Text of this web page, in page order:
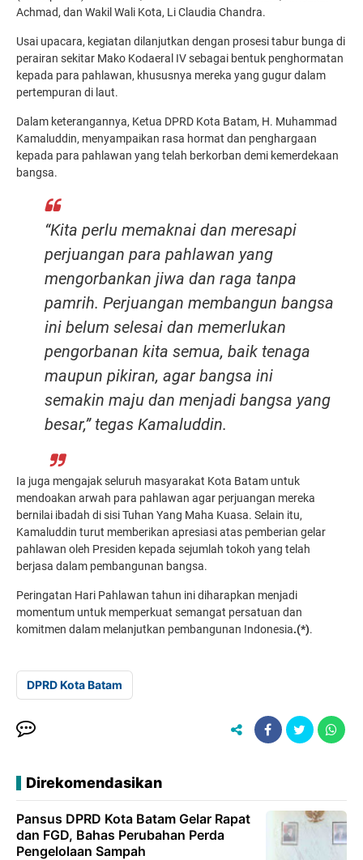
Achmad, dan Wakil Wali Kota, Li Claudia Chandra.
Usai upacara, kegiatan dilanjutkan dengan prosesi tabur bunga di
perairan sekitar Mako Kodaeral IV sebagai bentuk penghormatan
kepada para pahlawan, khususnya mereka yang gugur dalam
pertempuran di laut.
Dalam keterangannya, Ketua DPRD Kota Batam, H. Muhammad
Kamaluddin, menyampaikan rasa hormat dan penghargaan
kepada para pahlawan yang telah berkorban demi kemerdekaan
bangsa.
“Kita perlu memaknai dan meresapi
perjuangan para pahlawan yang
mengorbankan jiwa dan raga tanpa
pamrih. Perjuangan membangun bangsa
ini belum selesai dan memerlukan
pengorbanan kita semua, baik tenaga
maupun pikiran, agar bangsa ini
semakin maju dan menjadi bangsa yang
besar,” tegas Kamaluddin.
Ia juga mengajak seluruh masyarakat Kota Batam untuk
mendoakan arwah para pahlawan agar perjuangan mereka
bernilai ibadah di sisi Tuhan Yang Maha Kuasa. Selain itu,
Kamaluddin turut memberikan apresiasi atas pemberian gelar
pahlawan oleh Presiden kepada sejumlah tokoh yang telah
berjasa dalam pembangunan bangsa.
Peringatan Hari Pahlawan tahun ini diharapkan menjadi
momentum untuk memperkuat semangat persatuan dan
komitmen dalam melanjutkan pembangunan Indonesia.(*).
DPRD Kota Batam
Direkomendasikan
Pansus DPRD Kota Batam Gelar Rapat
dan FGD, Bahas Perubahan Perda
Pengelolaan Sampah